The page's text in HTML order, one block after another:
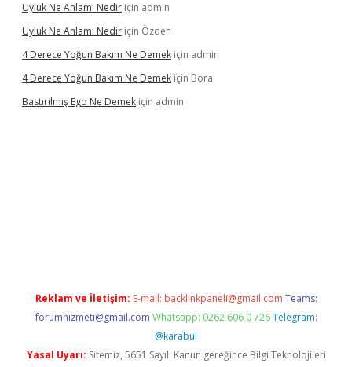
Uyluk Ne Anlamı Nedir için admin
Uyluk Ne Anlamı Nedir için Özden
4 Derece Yoğun Bakım Ne Demek için admin
4 Derece Yoğun Bakım Ne Demek için Bora
Bastırılmış Ego Ne Demek için admin
Reklam ve İletişim: E-mail: backlinkpaneli@gmail.com Teams:
forumhizmeti@gmail.com Whatsapp: 0262 606 0 726 Telegram:
@karabul
Yasal Uyarı: Sitemiz, 5651 Sayılı Kanun gereğince Bilgi Teknolojileri